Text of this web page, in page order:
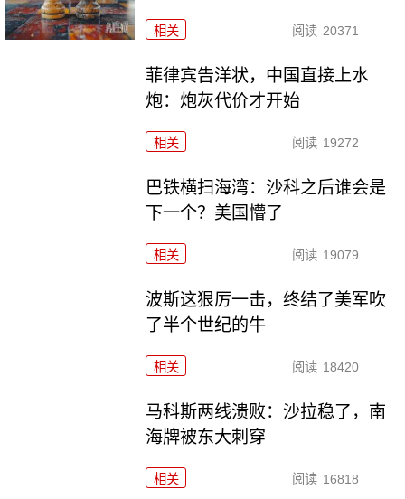
相关 阅读 20371
菲律宾告洋状，中国直接上水
炮：炮灰代价才开始
相关 阅读 19272
巴铁横扫海湾：沙科之后谁会是
下一个？美国懵了
相关 阅读 19079
波斯这狠厉一击，终结了美军吹
了半个世纪的牛
相关 阅读 18420
马科斯两线溃败：沙拉稳了，南
海牌被东大刺穿
相关 阅读 16818